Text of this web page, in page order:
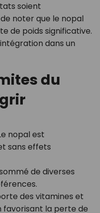
soient
noter que le nopal
de poids significative.
dans un
du
nopal est
sans effets
de diverses
des vitamines et
favorisant la perte de